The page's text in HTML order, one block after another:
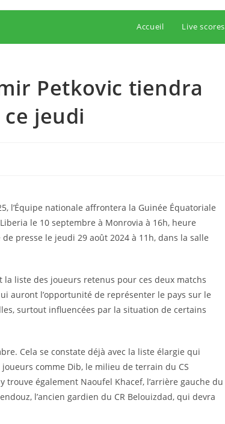
Accueil Live scores
Petkovic tiendra
jeudi
l’Équipe nationale affrontera la Guinée Équatoriale
le 10 septembre à Monrovia à 16h, heure
presse le jeudi 29 août 2024 à 11h, dans la salle
liste des joueurs retenus pour ces deux matchs
auront l’opportunité de représenter le pays sur le
surtout influencées par la situation de certains
Cela se constate déjà avec la liste élargie qui
comme Dib, le milieu de terrain du CS
également Naoufel Khacef, l’arrière gauche du
l’ancien gardien du CR Belouizdad, qui devra